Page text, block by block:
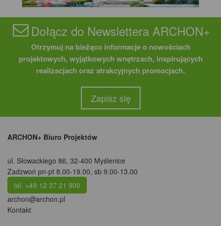
Dołącz do Newslettera ARCHON+
Otrzymuj na bieżąco informacje o nowościach
projektowych, wyjątkowych wnętrzach, inspirujących
realizacjach oraz atrakcyjnych promocjach.
Zapisz się
ARCHON+ Biuro Projektów
ul. Słowackiego 86, 32-400 Myślenice
Zadzwoń pn-pt 8.00-19.00, sb 9.00-13.00
tel. +48 12 37 21 900
archon@archon.pl
Kontakt